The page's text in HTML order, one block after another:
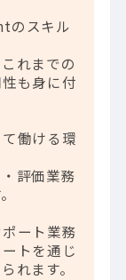
のスキル
れまでの
も身に付
働ける環
評価業務
ート業務
トを通じ
れます。